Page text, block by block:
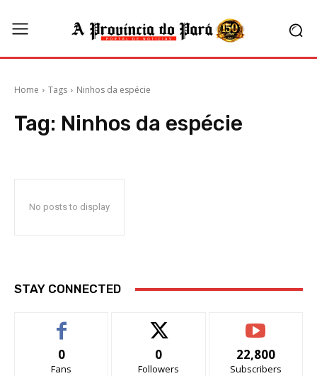
Home Tags Ninhos da espécie
Tag: Ninhos da espécie
No posts to display
STAY CONNECTED
0
Fans
0
Followers
22,800
Subscribers